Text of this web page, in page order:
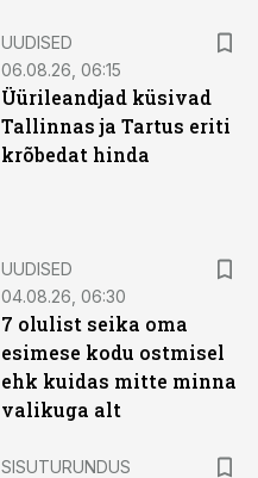
UUDISED
06.08.26, 06:15
Üürileandjad küsivad
Tallinnas ja Tartus eriti
krõbedat hinda
UUDISED
04.08.26, 06:30
7 olulist seika oma
esimese kodu ostmisel
ehk kuidas mitte minna
valikuga alt
SISUTURUNDUS